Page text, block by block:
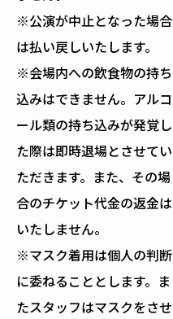
※公演が中止となった場合
は払い戻しいたします。
※会場内への飲食物の持ち
込みはできません。アルコ
ール類の持ち込みが発覚し
た際は即時退場とさせてい
ただきます。また、その場
合のチケット代金の返金は
いたしません。
※マスク着用は個人の判断
に委ねることとします。ま
たスタッフはマスクをさせ